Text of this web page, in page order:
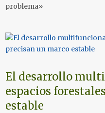
problema»
El desarrollo
espacios
estable